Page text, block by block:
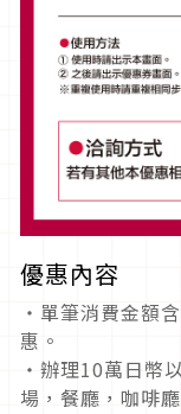
優惠內容
・單筆消費金額
惠。
・辦理10萬日幣
場，餐廳，咖啡